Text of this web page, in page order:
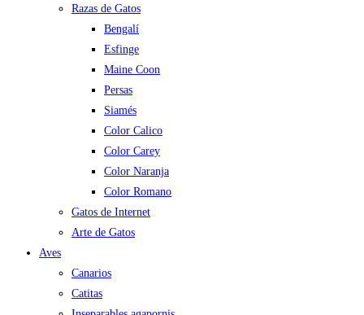
Razas de Gatos
Bengalí
Esfinge
Maine Coon
Persas
Siamés
Color Calico
Color Carey
Color Naranja
Color Romano
Gatos de Internet
Arte de Gatos
Aves
Canarios
Catitas